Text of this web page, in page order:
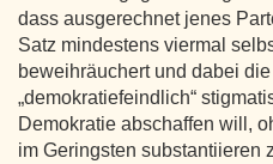
dass ausgerechnet jenes
Satz mindestens viermal
beweihräuchert und dabei
„demokratiefeindlich“
Demokratie abschaffen will,
im Geringsten substantiieren